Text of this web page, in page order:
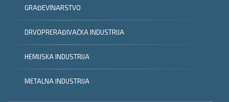
GRAĐEVINARSTVO
DRVOPRERAĐIVAČKA INDUSTRIJA
HEMIJSKA INDUSTRIJA
METALNA INDUSTRIJA